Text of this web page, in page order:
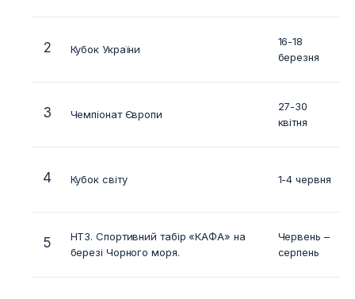
2 Кубок України
16-18
березня
3 Чемпіонат Європи
27-30
квітня
4 Кубок світу 1-4 червня
5
НТЗ. Спортивний табір «КАФА» на
березі Чорного моря.
Червень –
серпень